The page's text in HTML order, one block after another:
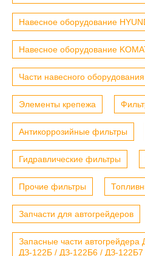
Навесное оборудование
Навесное оборудование
Части навесного оборудования
Элементы крепежа
Антикоррозийные фильтры
Гидравлические фильтры
Прочие фильтры
Запчасти для автогрейдеров
Запасные части
ДЗ-122Б / ДЗ-122Б6 / ДЗ-